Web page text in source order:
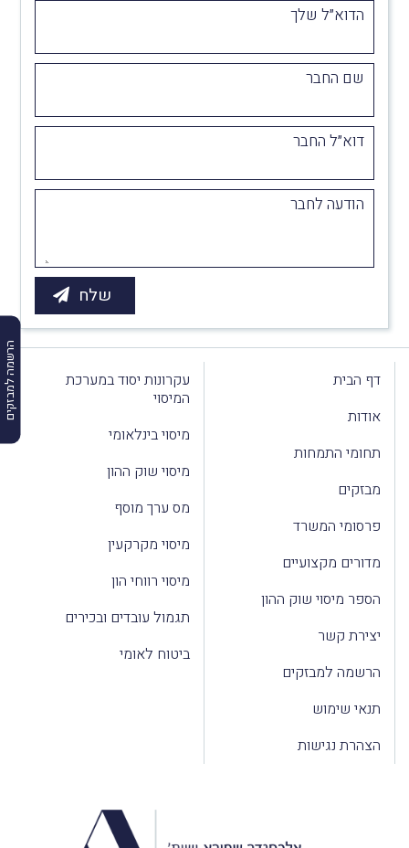
הרשמה למבזקים
הדוא״ל שלך
שם החבר
דוא״ל החבר
הודעה לחבר
דף הבית
אודות
תחומי התמחות
מבזקים
פרסומי המשרד
מדורים מקצועיים
הספר מיסוי שוק ההון
יצירת קשר
הרשמה למבזקים
תנאי שימוש
הצהרת נגישות
עקרונות יסוד במערכת
המיסוי
מיסוי בינלאומי
מיסוי שוק ההון
מס ערך מוסף
מיסוי מקרקעין
מיסוי רווחי הון
תגמול עובדים ובכירים
ביטוח לאומי